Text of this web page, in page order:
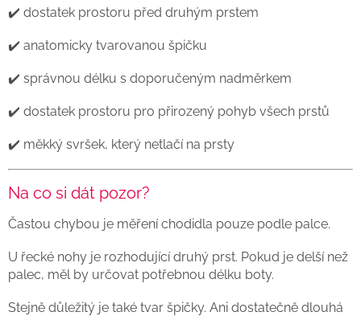
✔️ dostatek prostoru před druhým prstem
✔️ anatomicky tvarovanou špičku
✔️ správnou délku s doporučeným nadměrkem
✔️ dostatek prostoru pro přirozený pohyb všech prstů
✔️ měkký svršek, který netlačí na prsty
Na co si dát pozor?
Častou chybou je měření chodidla pouze podle palce.
U řecké nohy je rozhodující druhý prst. Pokud je delší než
palec, měl by určovat potřebnou délku boty.
Stejně důležitý je také tvar špičky. Ani dostatečně dlouhá